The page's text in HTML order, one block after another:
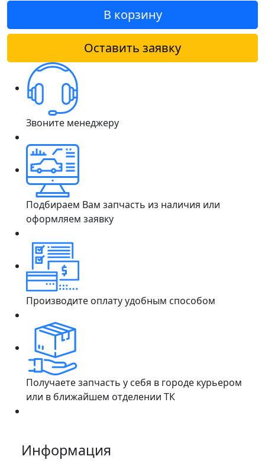
В корзину
Оставить заявку
Звоните менеджеру
Подбираем Вам запчасть из наличия или
оформляем заявку
Производите оплату удобным способом
Получаете запчасть у себя в городе курьером
или в ближайшем отделении ТК
Информация